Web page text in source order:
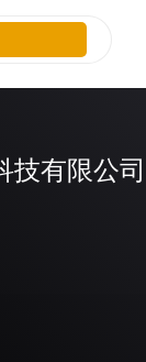
技有限公司